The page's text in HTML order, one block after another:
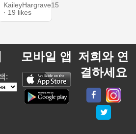
KaileyHargrave15
· 19 likes
:
모바일 앱 저희와 연
결하세요